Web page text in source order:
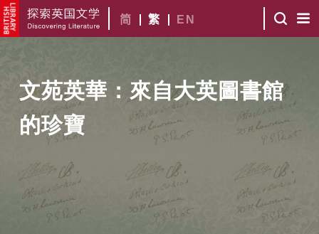
简 繁 EN
文苑英華：來自大英圖書館
的珍寶